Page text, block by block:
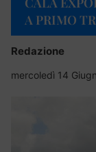
A PRIMO
Redazione
mercoledì 14